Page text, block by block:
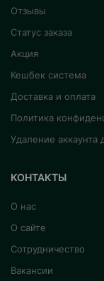
Отзывы
Статус заказа
Акция
Кешбек система
Доставка и оплата
Политика
Удаление
КОНТАКТЫ
О нас
О сайте
Сотрудничество
Вакансии